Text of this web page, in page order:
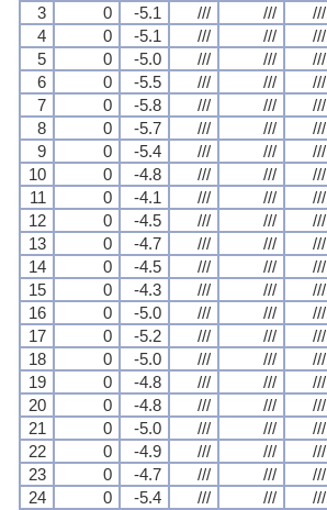
3
0 -5.1 /// /// ///
4
0 -5.1 /// /// ///
5
0 -5.0 /// /// ///
6
0 -5.5 /// /// ///
7
0 -5.8 /// /// ///
8
0 -5.7 /// /// ///
9
0 -5.4 /// /// ///
10
0 -4.8 /// /// ///
11
0 -4.1 /// /// ///
12
0 -4.5 /// /// ///
13
0 -4.7 /// /// ///
14
0 -4.5 /// /// ///
15
0 -4.3 /// /// ///
16
0 -5.0 /// /// ///
17
0 -5.2 /// /// ///
18
0 -5.0 /// /// ///
19
0 -4.8 /// /// ///
20
0 -4.8 /// /// ///
21
0 -5.0 /// /// ///
22
0 -4.9 /// /// ///
23
0 -4.7 /// /// ///
24
0 -5.4 /// /// ///